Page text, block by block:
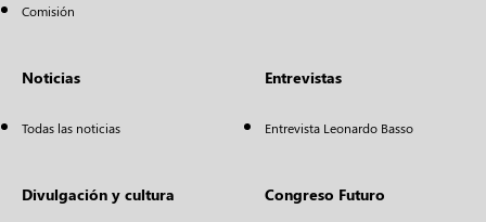
Comisión
Noticias
Todas las noticias
Entrevistas
Entrevista Leonardo Basso
Divulgación y cultura Congreso Futuro